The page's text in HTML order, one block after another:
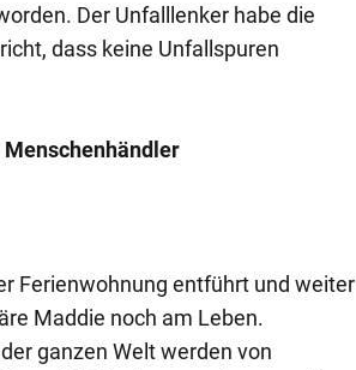
Der Unfalllenker habe die
dass keine Unfallspuren
Ferienwohnung entführt und weiter
Maddie noch am Leben.
ganzen Welt werden von